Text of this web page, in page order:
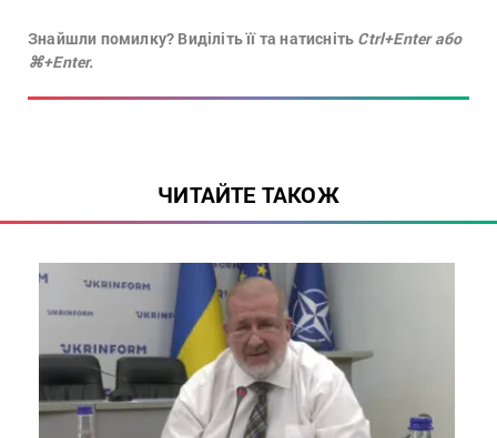
Знайшли помилку? Виділіть її та натисніть Ctrl+Enter або
⌘+Enter.
ЧИТАЙТЕ ТАКОЖ